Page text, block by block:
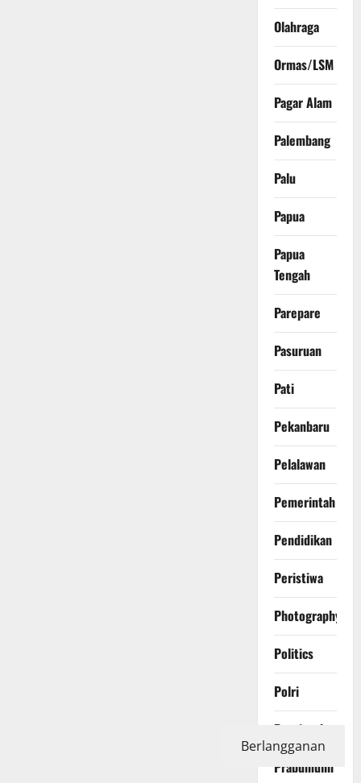
Olahraga
Ormas/LSM
Pagar Alam
Palembang
Palu
Papua
Papua
Tengah
Parepare
Pasuruan
Pati
Pekanbaru
Pelalawan
Pemerintah
Pendidikan
Peristiwa
Photography
Politics
Polri
Pontianak
Prabumulih
Berlangganan